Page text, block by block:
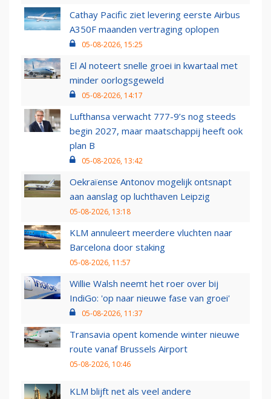
Cathay Pacific ziet levering eerste Airbus
A350F maanden vertraging oplopen
05-08-2026, 15:25
El Al noteert snelle groei in kwartaal met
minder oorlogsgeweld
05-08-2026, 14:17
Lufthansa verwacht 777-9’s nog steeds
begin 2027, maar maatschappij heeft ook
plan B
05-08-2026, 13:42
Oekraïense Antonov mogelijk ontsnapt
aan aanslag op luchthaven Leipzig
05-08-2026, 13:18
KLM annuleert meerdere vluchten naar
Barcelona door staking
05-08-2026, 11:57
Willie Walsh neemt het roer over bij
IndiGo: 'op naar nieuwe fase van groei'
05-08-2026, 11:37
Transavia opent komende winter nieuwe
route vanaf Brussels Airport
05-08-2026, 10:46
KLM blijft net als veel andere